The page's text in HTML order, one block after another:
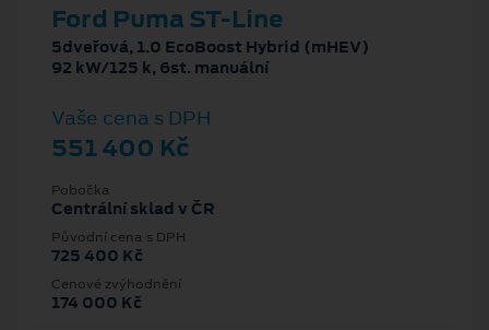
Ford Puma ST-Line
5dveřová, 1.0 EcoBoost Hybrid (mHEV)
92 kW/125 k, 6st. manuální
Vaše cena s DPH
551 400 Kč
Pobočka
Centrální sklad v ČR
Původní cena s DPH
725 400 Kč
Cenové zvýhodnění
174 000 Kč